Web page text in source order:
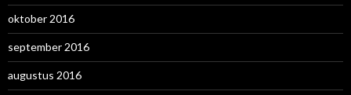
oktober 2016
september 2016
augustus 2016